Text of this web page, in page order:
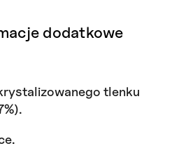
dodatkowe
tlenku